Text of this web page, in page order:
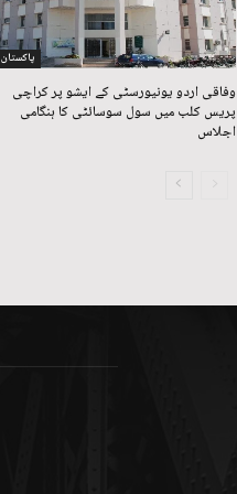
پاکستان
وفاقی اردو یونیورسٹی کے ایشو پر کراچی
پریس کلب میں سول سوسائٹی کا ہنگامی
اجلاس